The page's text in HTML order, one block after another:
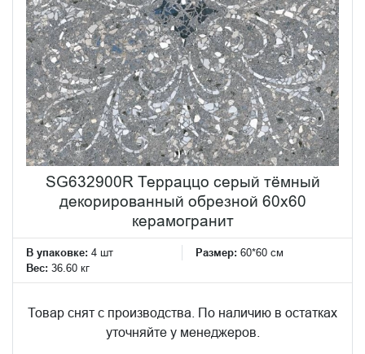
SG632900R Терраццо серый тёмный
декорированный обрезной 60x60
керамогранит
В упаковке: 4 шт Размер: 60*60 см
Вес: 36.60 кг
Товар снят с производства. По наличию в остатках
уточняйте у менеджеров.